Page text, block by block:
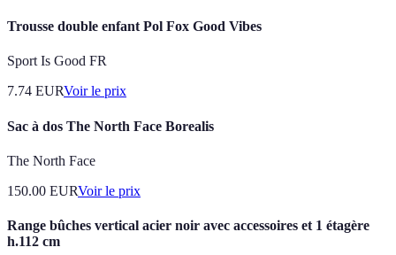
Trousse double enfant Pol Fox Good Vibes
Sport Is Good FR
7.74 EURVoir le prix
Sac à dos The North Face Borealis
The North Face
150.00 EURVoir le prix
Range bûches vertical acier noir avec accessoires et 1 étagère
h.112 cm